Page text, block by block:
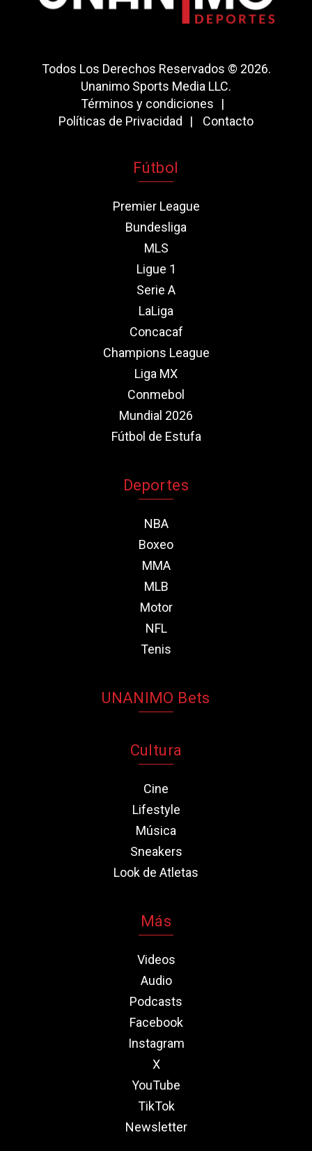
Todos Los Derechos Reservados © 2026.
Unanimo Sports Media LLC.
Términos y condiciones
Políticas de Privacidad
Contacto
Fútbol
Premier League
Bundesliga
MLS
Ligue 1
Serie A
LaLiga
Concacaf
Champions League
Liga MX
Conmebol
Mundial 2026
Fútbol de Estufa
Deportes
NBA
Boxeo
MMA
MLB
Motor
NFL
Tenis
UNANIMO Bets
Cultura
Cine
Lifestyle
Música
Sneakers
Look de Atletas
Más
Videos
Audio
Podcasts
Facebook
Instagram
X
YouTube
TikTok
Newsletter